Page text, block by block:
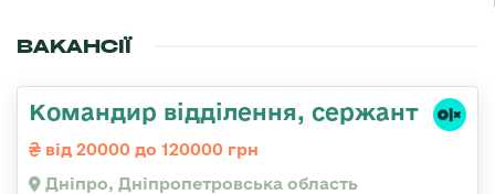
ВАКАНСІЇ
Командир відділення, сержант
від 20000 до 120000 грн
Дніпро, Дніпропетровська область